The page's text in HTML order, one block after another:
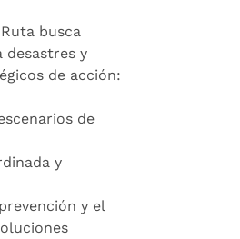
busca
desastres y
de acción:
de
y
y el